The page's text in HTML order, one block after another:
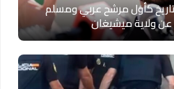
كأول مرشح عربي ومسلم
ولاية ميشيغان